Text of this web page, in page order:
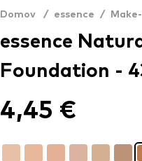
Domov / essence /
essence
Foundation -
4,45 €